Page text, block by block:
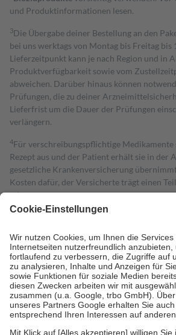
und Produktinformationen lesen.
3Die Übergabe deiner Bestellung an den
bei uns werktags von Montag bis Freitag bis
Lieferzeitpunkt kann je nach Region und in
Produktverfügbarkeit sowie vom
abweichen. Darüber hinaus können
Prüfungen, die zu deiner
Lieferfrist um die Dauer der Prüfungen
verlängern.
4Für verschreibungspflichtige
Rezept aus und der Patient erhält sie in der
gesetzliche Krankenversicherung
Kosten dafür, der Versicherte trägt einen
mit.
Grundsätzlich leisten Mitglieder
höchstens zehn Euro.
Es sind jedoch nie
Kosten der Leistung zu entrichten.
Diese Regeln gelten grundsätzlich auch für
Bei Heilmitteln und häuslicher
Zuzahlung zehn Prozent der Kosten sowie
Verordnung.
Um das Engagement der Versicherten für
stärken und die besondere Stellung der